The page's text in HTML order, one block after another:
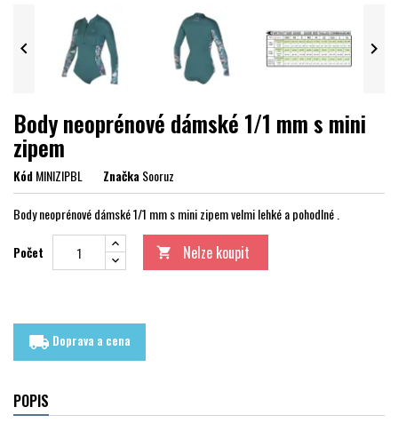
 
Body neoprénové dámské 1/1 mm s mini
zipem
KódMINIZIPBL ZnačkaSooruz
Body neoprénové dámské 1/1 mm s mini zipem velmi lehké a pohodlné .
Počet  Nelze koupit
local_shipping Doprava a cena
POPIS